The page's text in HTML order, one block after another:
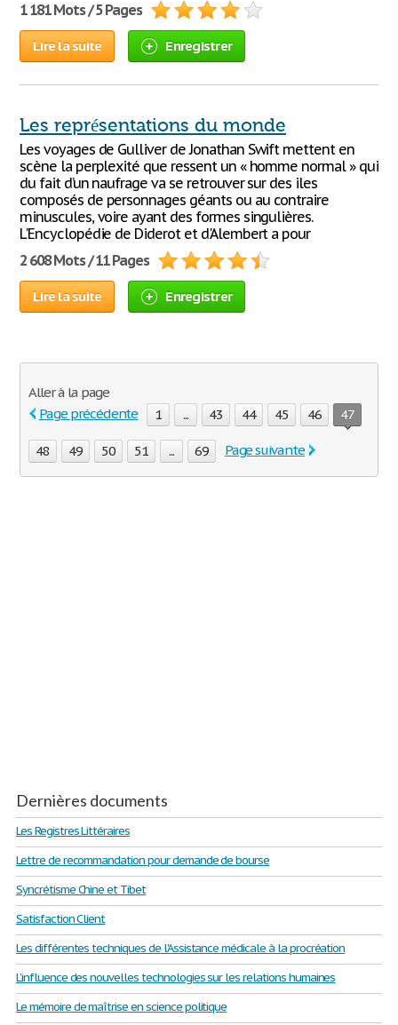
1 181 Mots / 5 Pages
Lire la suite Enregistrer
Les représentations du monde
Les voyages de Gulliver de Jonathan Swift mettent en
scène la perplexité que ressent un « homme normal » qui
du fait d’un naufrage va se retrouver sur des iles
composés de personnages géants ou au contraire
minuscules, voire ayant des formes singulières.
L'Encyclopédie de Diderot et d'Alembert a pour
2 608 Mots / 11 Pages
Lire la suite Enregistrer
Aller à la page
Page précédente
1 ... 43 44 45 46 47
48 49 50 51 ... 69 Page suivante
Dernières documents
Les Registres Littéraires
Lettre de recommandation pour demande de bourse
Syncrétisme Chine et Tibet
Satisfaction Client
Les différentes techniques de l'Assistance médicale à la procréation
L’influence des nouvelles technologies sur les relations humaines
Le mémoire de maîtrise en science politique